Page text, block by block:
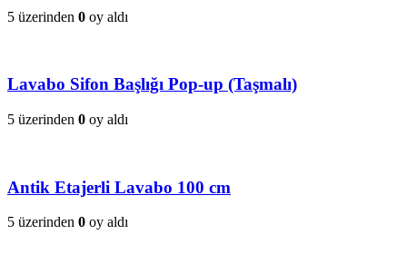
5 üzerinden 0 oy aldı
Lavabo Sifon Başlığı Pop-up (Taşmalı)
5 üzerinden 0 oy aldı
Antik Etajerli Lavabo 100 cm
5 üzerinden 0 oy aldı